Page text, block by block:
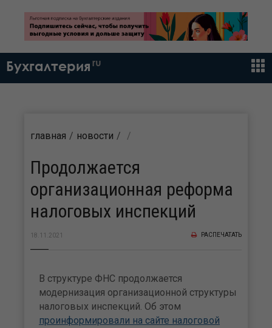
Бухгалтерия ru
главная новости
Продолжается
организационная реформа
налоговых инспекций
18.11.2021 РАСПЕЧАТАТЬ
В структуре ФНС продолжается
модернизация организационной структуры
налоговых инспекций. Об этом
проинформировали на сайте налоговой